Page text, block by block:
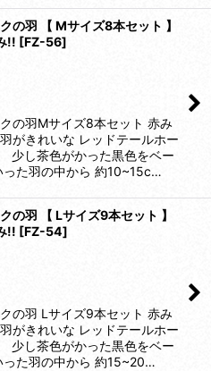
の羽 【 Mサイズ8本セット 】
!! [FZ-56]
の羽Mサイズ8本セット 赤み
がきれいな レッドテールホー
少し茶色がかった黒色をベー
った羽の中から 約10~15c…
の羽 【 Lサイズ9本セット 】
!! [FZ-54]
の羽 Lサイズ9本セット 赤み
がきれいな レッドテールホー
少し茶色がかった黒色をベー
った羽の中から 約15~20…